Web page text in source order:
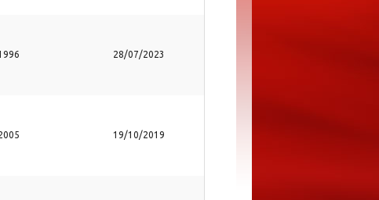
28/07/2023
19/10/2019